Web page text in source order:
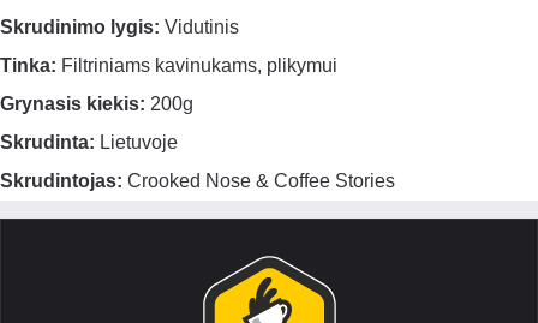
Skrudinimo lygis: Vidutinis
Tinka: Filtriniams kavinukams, plikymui
Grynasis kiekis: 200g
Skrudinta: Lietuvoje
Skrudintojas: Crooked Nose & Coffee Stories